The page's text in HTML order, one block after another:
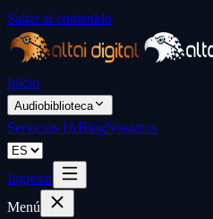
Saltar al contenido
Inicio
Audiobiblioteca
Servicios IABlogNosotros
Ingresar
Menú